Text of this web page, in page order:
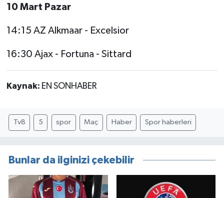
10 Mart Pazar
14:15 AZ Alkmaar - Excelsior
16:30 Ajax - Fortuna - Sittard
Kaynak: EN SONHABER
Tv8 5 spor Maç Haber Spor haberleri
Bunlar da ilginizi çekebilir